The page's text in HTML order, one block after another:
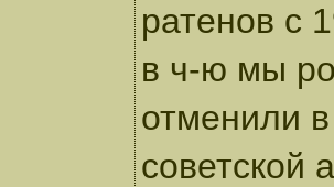
ратенов с
в ч-ю мы
отменили
советской